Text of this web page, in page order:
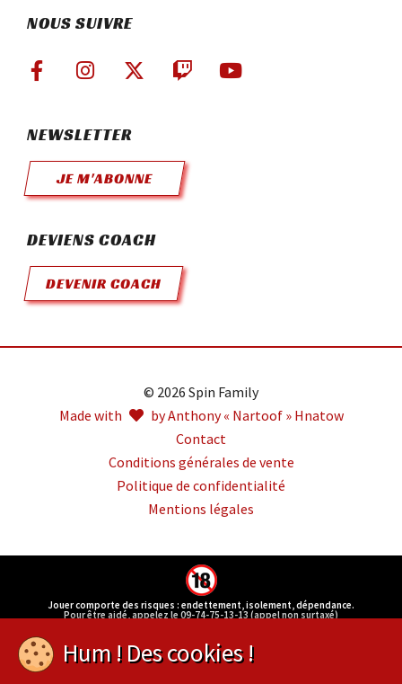
NOUS SUIVRE
NEWSLETTER
JE M'ABONNE
DEVIENS COACH
DEVENIR COACH
© 2026 Spin Family
Made with
by Anthony « Nartoof » Hnatow
Contact
Conditions générales de vente
Politique de confidentialité
Mentions légales
Jouer comporte des risques : endettement, isolement, dépendance.
Pour être aidé, appelez le 09-74-75-13-13 (appel non surtaxé)
Hum ! Des cookies !